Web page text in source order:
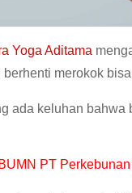
Yoga Aditama
merokok
ada keluhan bahwa
PT Perkebunan